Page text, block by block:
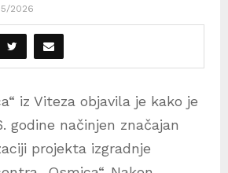
2026
iz Viteza objavila je kako je
godine načinjen značajan
projekta izgradnje